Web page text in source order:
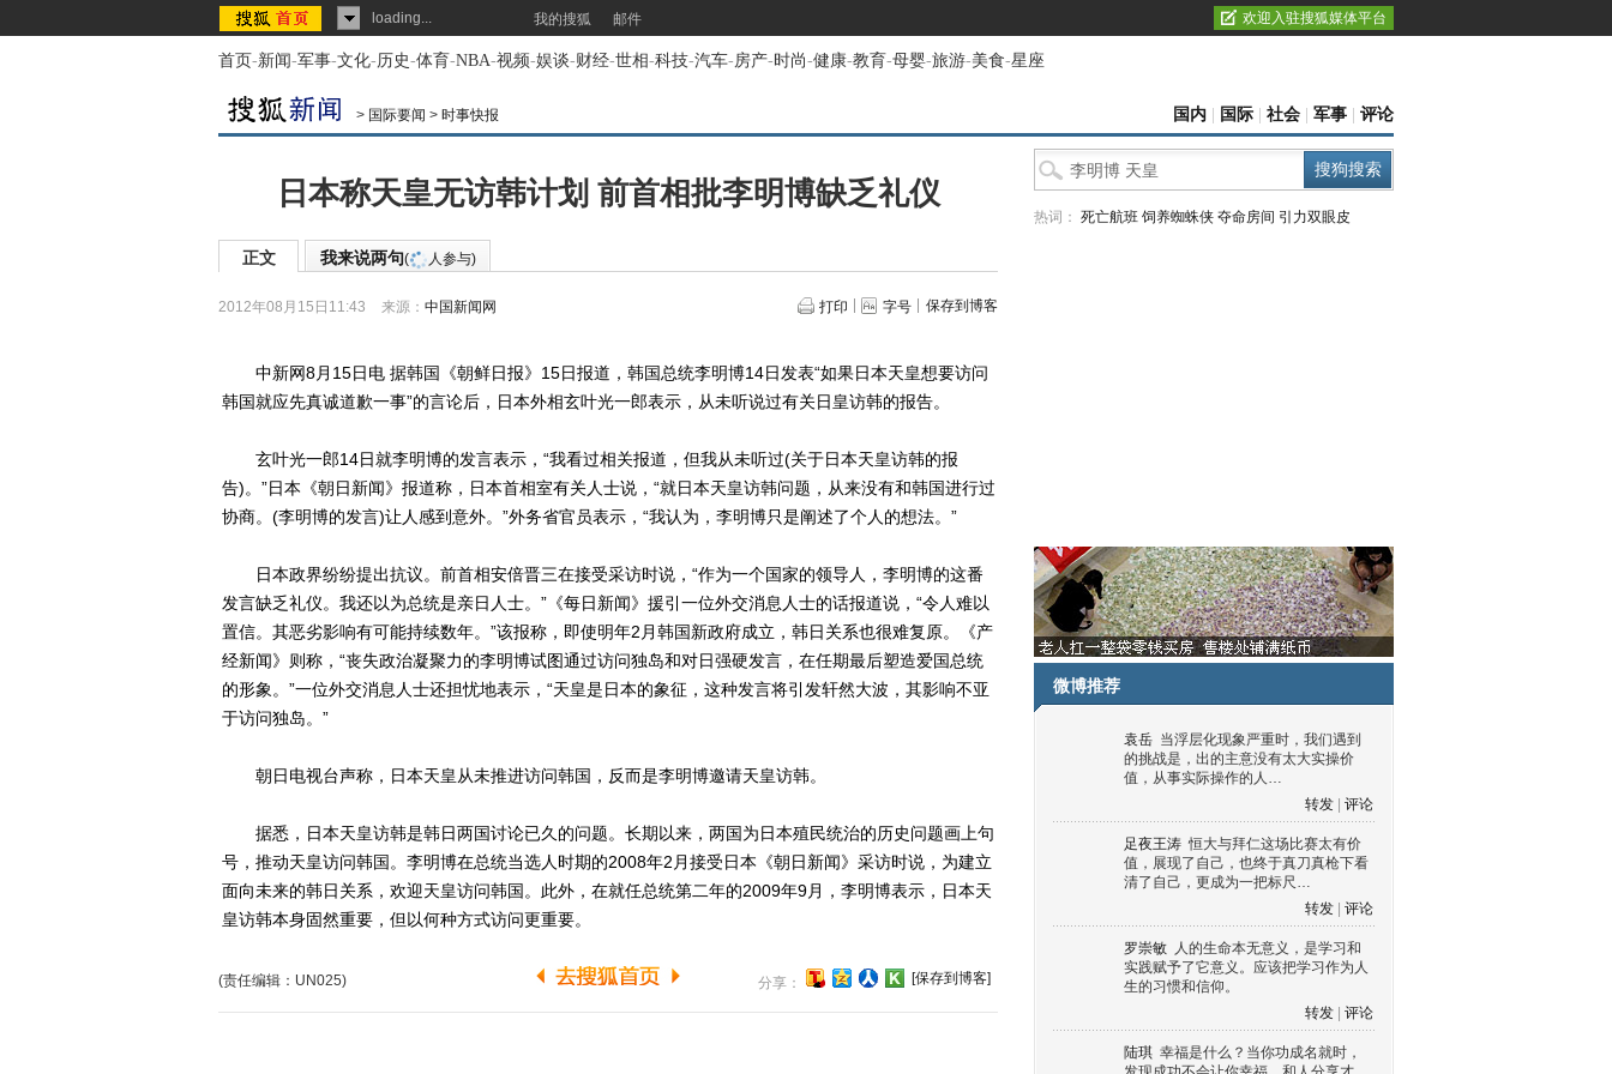
loading... 我的搜狐 邮件 欢迎入驻搜狐媒体平台
首页-新闻-军事-文化-历史-体育-NBA-视频-娱谈-财经-世相-科技-汽车-房产-时尚-健康-教育-母婴-旅游-美食-星座
> 国际要闻 > 时事快报 国内 国际 社会 军事 评论
日本称天皇无访韩计划 前首相批李明博缺乏礼仪
正文 我来说两句( 人参与)
2012年08月15日11:43 来源： 中国新闻网 打印 字号 保存到博客
中新网8月15日电 据韩国《朝鲜日报》15日报道，韩国总统李明博14日发表“如果日本天皇想要访问
韩国就应先真诚道歉一事”的言论后，日本外相玄叶光一郎表示，从未听说过有关日皇访韩的报告。
玄叶光一郎14日就李明博的发言表示，“我看过相关报道，但我从未听过(关于日本天皇访韩的报
告)。”日本《朝日新闻》报道称，日本首相室有关人士说，“就日本天皇访韩问题，从来没有和韩国进行过
协商。(李明博的发言)让人感到意外。”外务省官员表示，“我认为，李明博只是阐述了个人的想法。”
日本政界纷纷提出抗议。前首相安倍晋三在接受采访时说，“作为一个国家的领导人，李明博的这番
发言缺乏礼仪。我还以为总统是亲日人士。”《每日新闻》援引一位外交消息人士的话报道说，“令人难以
置信。其恶劣影响有可能持续数年。”该报称，即使明年2月韩国新政府成立，韩日关系也很难复原。《产
经新闻》则称，“丧失政治凝聚力的李明博试图通过访问独岛和对日强硬发言，在任期最后塑造爱国总统
的形象。”一位外交消息人士还担忧地表示，“天皇是日本的象征，这种发言将引发轩然大波，其影响不亚
于访问独岛。”
朝日电视台声称，日本天皇从未推进访问韩国，反而是李明博邀请天皇访韩。
据悉，日本天皇访韩是韩日两国讨论已久的问题。长期以来，两国为日本殖民统治的历史问题画上句
号，推动天皇访问韩国。李明博在总统当选人时期的2008年2月接受日本《朝日新闻》采访时说，为建立
面向未来的韩日关系，欢迎天皇访问韩国。此外，在就任总统第二年的2009年9月，李明博表示，日本天
皇访韩本身固然重要，但以何种方式访问更重要。
(责任编辑：UN025) 分享： [保存到博客]
热词： 死亡航班 饲养蜘蛛侠 夺命房间 引力双眼皮
微博推荐
袁岳 当浮层化现象严重时，我们遇到
的挑战是，出的主意没有太大实操价
值，从事实际操作的人…
转发
评论
足夜王涛 恒大与拜仁这场比赛太有价
值，展现了自己，也终于真刀真枪下看
清了自己，更成为一把标尺…
转发
评论
罗崇敏 人的生命本无意义，是学习和
实践赋予了它意义。应该把学习作为人
生的习惯和信仰。
转发
评论
陆琪 幸福是什么？当你功成名就时，